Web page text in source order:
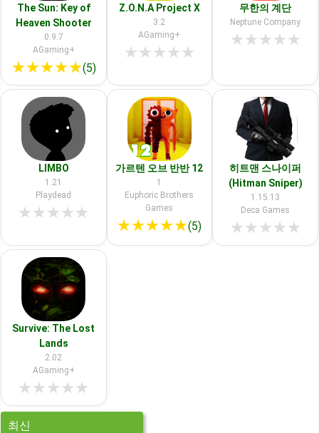
The Sun: Key of
Heaven Shooter
0.9.7
AGaming+
★★★★★(5)
Z.O.N.A Project X
3.2
AGaming+
★★★★★
무한의 계단
Neptune Company
★★★★★
LIMBO
1.21
Playdead
★★★★★
가르텐 오브 반반 12
1
Euphoric Brothers
Games
★★★★★(5)
히트맨 스나이퍼
(Hitman Sniper)
1.15.13
Deca Games
★★★★★
Survive: The Lost
Lands
2.02
AGaming+
★★★★★
최신